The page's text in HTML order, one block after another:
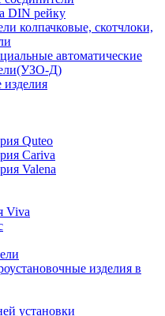
DIN рейку
колпачковые, скотчлоки,
автоматические
Д)
изделия
Quteo
Cariva
Valena
Viva
изделия в
установки